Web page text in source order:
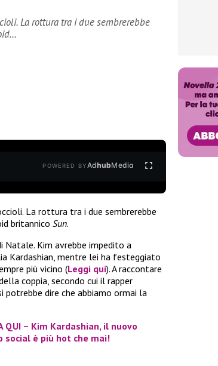
La rottura tra i due sembrerebbe
POWERED BYAdhubMedia
La rottura tra i due sembrerebbe
britannico Sun.
Natale. Kim avrebbe impedito a
Kardashian, mentre lei ha festeggiato
più vicino (Leggi qui). A raccontare
coppia, secondo cui il rapper
potrebbe dire che abbiamo ormai la
QUI – Kim Kardashian, il nuovo
social è più hot che mai!